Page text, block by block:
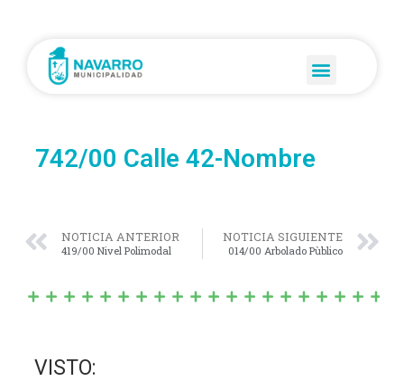
742/00 Calle 42-Nombre
NOTICIA ANTERIOR
419/00 Nivel Polimodal
NOTICIA SIGUIENTE
014/00 Arbolado Pùblico
VISTO: